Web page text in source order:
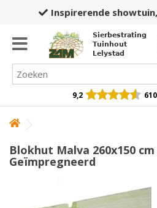
Inspirerende showtuin,
Sierbestrating
Tuinhout
Lelystad
9,2
Blokhut Malva 260x150
Geïmpregneerd